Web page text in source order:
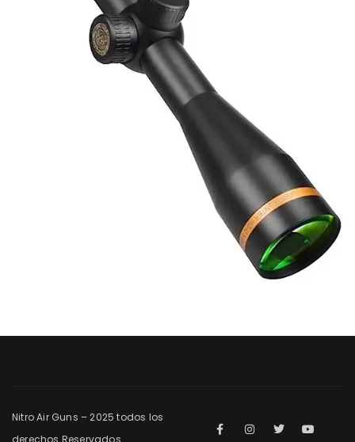
Nitro Air Guns – 2025 todos los
derechos Reservados